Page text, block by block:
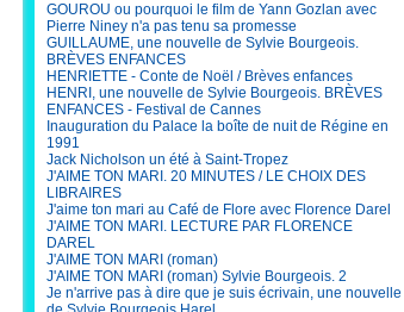
GOUROU ou pourquoi le film de Yann Gozlan avec
Pierre Niney n'a pas tenu sa promesse
GUILLAUME, une nouvelle de Sylvie Bourgeois.
BRÈVES ENFANCES
HENRIETTE - Conte de Noël / Brèves enfances
HENRI, une nouvelle de Sylvie Bourgeois. BRÈVES
ENFANCES - Festival de Cannes
Inauguration du Palace la boîte de nuit de Régine en
1991
Jack Nicholson un été à Saint-Tropez
J'AIME TON MARI. 20 MINUTES / LE CHOIX DES
LIBRAIRES
J'aime ton mari au Café de Flore avec Florence Darel
J'AIME TON MARI. LECTURE PAR FLORENCE
DAREL
J'AIME TON MARI (roman)
J'AIME TON MARI (roman) Sylvie Bourgeois. 2
Je n'arrive pas à dire que je suis écrivain, une nouvelle